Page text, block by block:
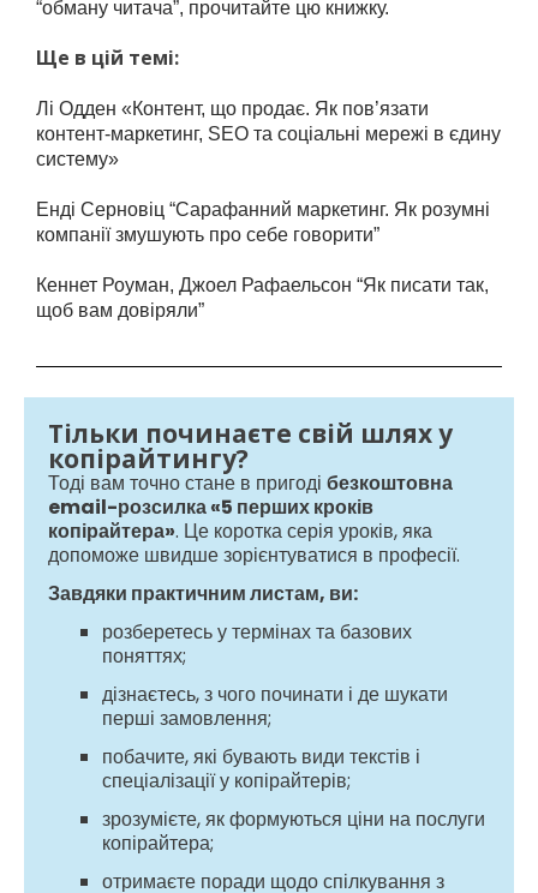
“обману читача”, прочитайте цю книжку.
Ще в цій темі:
Лі Одден «Контент, що продає. Як пов’язати
контент-маркетинг, SEO та соціальні мережі в єдину
систему»
Енді Серновіц “Сарафанний маркетинг. Як розумні
компанії змушують про себе говорити”
Кеннет Роуман, Джоел Рафаельсон “Як писати так,
щоб вам довіряли”
Тільки починаєте свій шлях у
копірайтингу?
Тоді вам точно стане в пригоді безкоштовна
email-розсилка «5 перших кроків
копірайтера». Це коротка серія уроків, яка
допоможе швидше зорієнтуватися в професії.
Завдяки практичним листам, ви:
розберетесь у термінах та базових
поняттях;
дізнаєтесь, з чого починати і де шукати
перші замовлення;
побачите, які бувають види текстів і
спеціалізації у копірайтерів;
зрозумієте, як формуються ціни на послуги
копірайтера;
отримаєте поради щодо спілкування з